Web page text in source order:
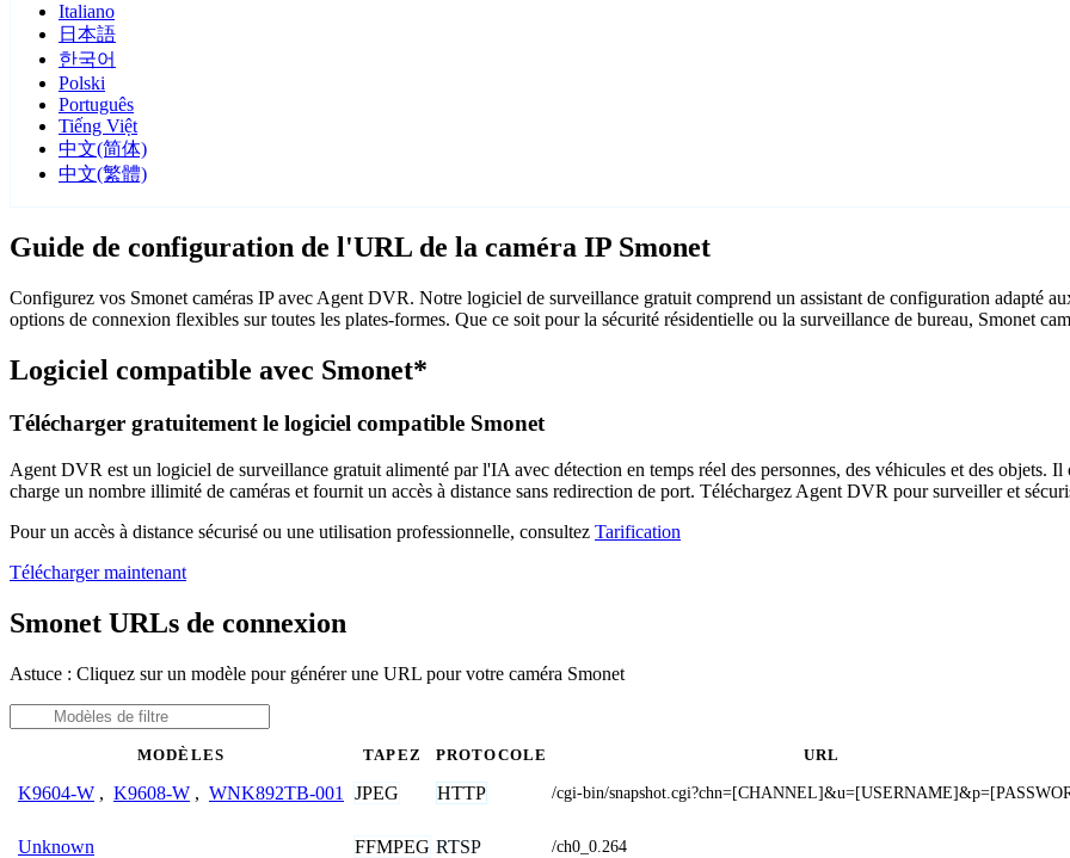
Italiano
日本語
한국어
Polski
Português
Tiếng Việt
中文(简体)
中文(繁體)
Guide de configuration de l'URL de la caméra IP Smonet
Configurez vos Smonet caméras IP avec Agent DVR. Notre logiciel de surveillance gratuit comprend un assistant de configuration adapté
options de connexion flexibles sur toutes les plates-formes. Que ce soit pour la sécurité résidentielle ou la surveillance de bureau, Smonet
Logiciel compatible avec Smonet*
Télécharger gratuitement le logiciel compatible Smonet
Agent DVR est un logiciel de surveillance gratuit alimenté par l'IA avec détection en temps réel des personnes, des véhicules et des objets.
charge un nombre illimité de caméras et fournit un accès à distance sans redirection de port. Téléchargez Agent DVR pour surveiller et
Pour un accès à distance sécurisé ou une utilisation professionnelle, consultez Tarification
Télécharger maintenant
Smonet URLs de connexion
Astuce : Cliquez sur un modèle pour générer une URL pour votre caméra Smonet
MODÈLES TAPEZ PROTOCOLE URL
K9604-W , K9608-W , WNK892TB-001 JPEG HTTP /cgi-bin/
Unknown FFMPEG RTSP /ch0_0.264